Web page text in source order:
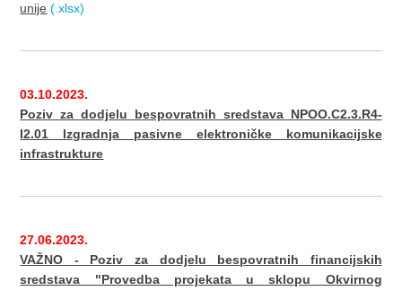
unije (.xlsx)
03.10.2023.
Poziv za dodjelu bespovratnih sredstava NPOO.C2.3.R4-
I2.01 Izgradnja pasivne elektroničke komunikacijske
infrastrukture
27.06.2023.
VAŽNO - Poziv za dodjelu bespovratnih financijskih
sredstava "Provedba projekata u sklopu Okvirnog